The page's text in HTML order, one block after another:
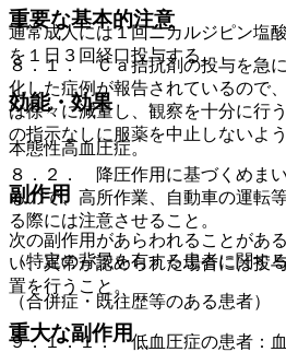
重要な基本的注意
８．１． Ｃａ拮抗剤の投与を急
化した症例が報告されているので
は徐々に減量し、観察を十分に行
の指示なしに服薬を中止しないよ
８．２． 降圧作用に基づくめま
るので、高所作業、自動車の運転
る際には注意させること。
（特定の背景を有する患者に関す
（合併症・既往歴等のある患者）
９．１．１． 低血圧症の患者：
通常成人には１回ニカルジピン塩
を１日３回経口投与する。
効能・効果
本態性高血圧症。
副作用
次の副作用があらわれることがあ
い、異常が認められた場合には投
置を行うこと。
重大な副作用